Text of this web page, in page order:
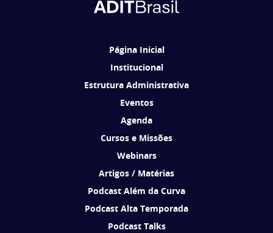
Ao se cadastrar, você concorda em receber comunicações da ADIT
Página Inicial
Institucional
Estrutura Administrativa
Eventos
Agenda
Cursos e Missões
Webinars
Artigos / Matérias
Podcast Além da Curva
Podcast Alta Temporada
Podcast Talks